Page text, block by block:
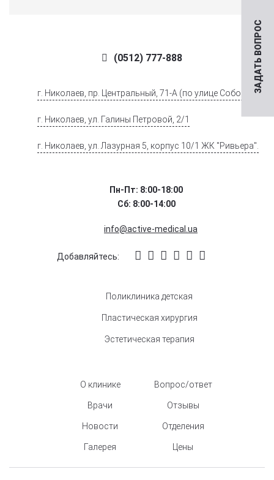
ЗАДАТЬ ВОПРОС
(0512) 777-888
г. Николаев, пр. Центральный, 71-А (по улице Соборной)
г. Николаев, ул. Галины Петровой, 2/1
г. Николаев, ул. Лазурная 5, корпус 10/1 ЖК "Ривьера".
Пн-Пт: 8:00-18:00
Сб: 8:00-14:00
info@active-medical.ua
Добавляйтесь:
Поликлиника детская
Пластическая хирургия
Эстетическая терапия
О клинике
Врачи
Новости
Галерея
Вопрос/ответ
Отзывы
Отделения
Цены